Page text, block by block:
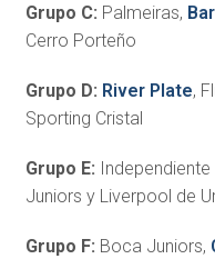
Grupo C: Palmeiras,
Cerro Porteño
Grupo D: River Plate,
Sporting Cristal
Grupo E:
Juniors y Liverpool de
Grupo F: Boca Juniors,